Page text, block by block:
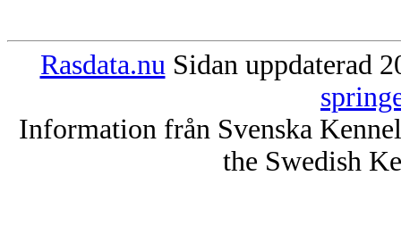
Rasdata.nu Sidan uppdaterad
Information från Svenska
the Swedish